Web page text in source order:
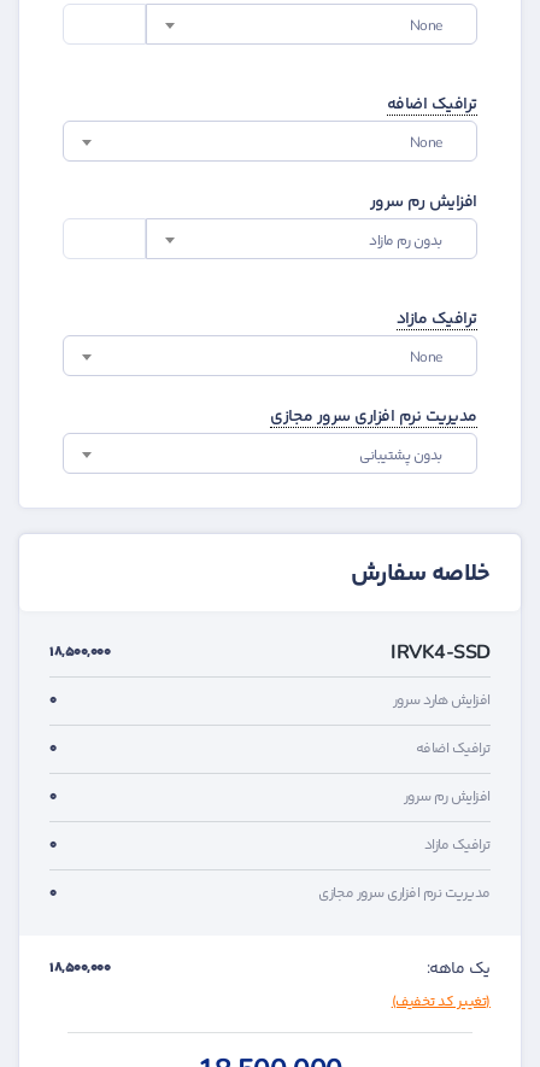
None
ترافیک اضافه
None
افزایش رم سرور
بدون رم مازاد
ترافیک مازاد
None
مدیریت نرم افزاری سرور مجازی
بدون پشتیبانی
خلاصه سفارش
IRVK4-SSD
18,500,000
افزایش هارد سرور 0
ترافیک اضافه 0
افزایش رم سرور 0
ترافیک مازاد 0
مدیریت نرم افزاری سرور مجازی 0
یک ماهه: 18,500,000
(تغییر کد تخفیف)